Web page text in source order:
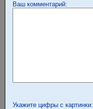
Ваш комментарий:
Укажите цифры с картинки: